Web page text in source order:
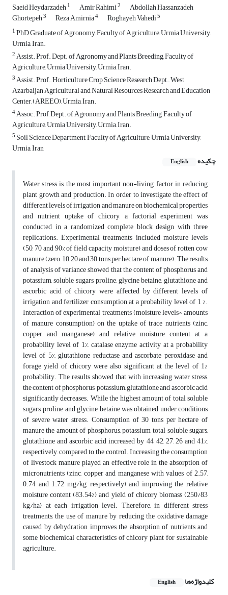
Saeid Heydarzadeh1 Amir Rahimi2 Abdollah Hassanzadeh
Ghortepeh3 Reza Amirnia4 Roghayeh Vahedi5
1PhD Graduate of Agronomy, Faculty of Agriculture, Urmia University,
Urmia, Iran.
2Assist. Prof. Dept. of Agronomy and Plants Breeding, Faculty of
Agriculture, Urmia University, Urmia, Iran.
3Assist. Prof., Horticulture Crop Science Research Dept., West
Azarbaijan Agricultural and Natural Resources Research and Education
Center, (AREEO), Urmia, Iran.
4Assoc. Prof, Dept. of Agronomy and Plants Breeding, Faculty of
Agriculture, Urmia University, Urmia, Iran.
5 Soil Science Department, Faculty of Agriculture, Urmia University,
Urmia, Iran
چکیده
English
Water stress is the most important non-living factor in reducing
plant growth and production. In order to investigate the effect of
different levels of irrigation and manure on biochemical properties
and nutrient uptake of chicory, a factorial experiment was
conducted in a randomized complete block design with three
replications. Experimental treatments included moisture levels
(50, 70 and 90% of field capacity moisture) and doses of rotten cow
manure (zero, 10, 20 and 30 tons per hectare of manure). The results
of analysis of variance showed that the content of phosphorus and
potassium, soluble sugars, proline, glycine betaine, glutathione and
ascorbic acid of chicory were affected by different levels of
irrigation and fertilizer consumption at a probability level of 1 %.
Interaction of experimental treatments (moisture levels× amounts
of manure consumption) on the uptake of trace nutrients (zinc,
copper and manganese) and relative moisture content at a
probability level of 1%, catalase enzyme activity at a probability
level of 5%, glutathione reductase and ascorbate peroxidase and
forage yield of chicory were also significant at the level of 1%
probability. The results showed that with increasing water stress,
the content of phosphorus, potassium, glutathione and ascorbic acid
significantly decreases. While the highest amount of total soluble
sugars, proline and glycine betaine was obtained under conditions
of severe water stress. Consumption of 30 tons per hectare of
manure the amount of phosphorus, potassium, total soluble sugars,
glutathione and ascorbic acid increased by 44, 42, 27, 26 and 41%,
respectively, compared to the control. Increasing the consumption
of livestock manure played an effective role in the absorption of
micronutrients (zinc, copper and manganese with values of 2.57,
0.74 and 1.72 mg/kg, respectively) and improving the relative
moisture content (83.54%) and yield of chicory biomass (250/83
kg/ha) at each irrigation level. Therefore, in different stress
treatments, the use of manure by reducing the oxidative damage
caused by dehydration improves the absorption of nutrients and
some biochemical characteristics of chicory plant for sustainable
agriculture.
کلیدواژه‌ها English